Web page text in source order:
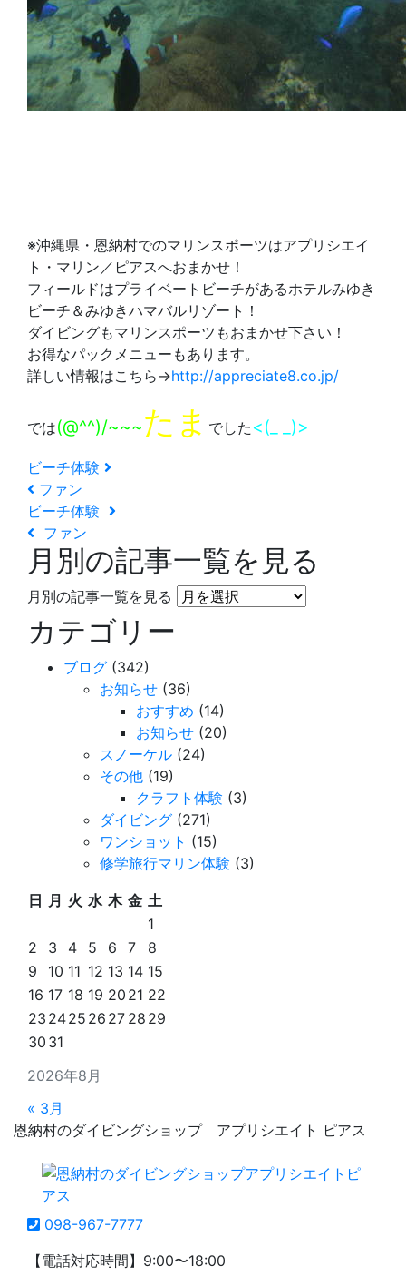
※沖縄県・恩納村でのマリンスポーツはアプリシエイ
ト・マリン／ピアスへおまかせ！
フィールドはプライベートビーチがあるホテルみゆき
ビーチ＆みゆきハマバルリゾート！
ダイビングもマリンスポーツもおまかせ下さい！
お得なパックメニューもあります。
詳しい情報はこちら→http://appreciate8.co.jp/
では(@^^)/~~~たま でした <(_ _)>
ビーチ体験
ファン
ビーチ体験
ファン
月別の記事一覧を見る
月別の記事一覧を見る
カテゴリー
ブログ (342)
お知らせ (36)
おすすめ (14)
お知らせ (20)
スノーケル (24)
その他 (19)
クラフト体験 (3)
ダイビング (271)
ワンショット (15)
修学旅行マリン体験 (3)
2026年8月
日 月 火 水 木 金 土
1
2
3 4 5 6 7
8
9
10 11 12 13 14 15
16 17 18 19 20 21 22
23 2425 26 27 28 29
30 31
« 3月
恩納村のダイビングショップ アプリシエイト ピアス
098-967-7777
【電話対応時間】9:00〜18:00